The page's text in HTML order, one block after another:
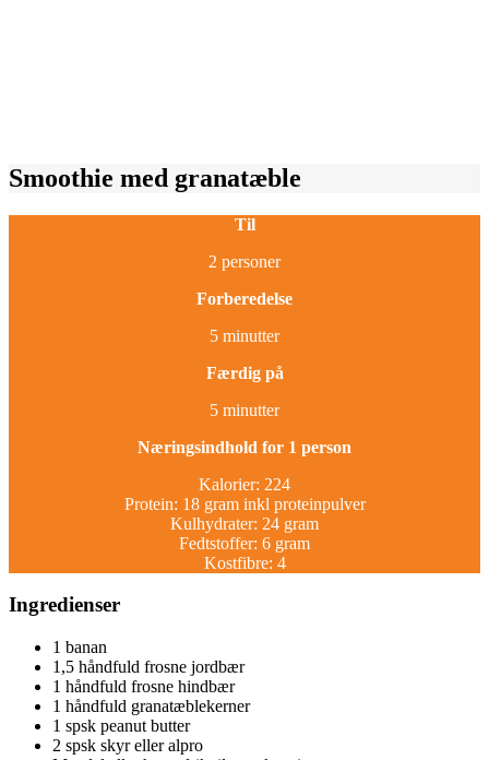
Smoothie med granatæble
Til
2 personer
Forberedelse
5 minutter
Færdig på
5 minutter
Næringsindhold for 1 person
Kalorier: 224
Protein: 18 gram inkl proteinpulver
Kulhydrater: 24 gram
Fedtstoffer: 6 gram
Kostfibre: 4
Ingredienser
1 banan
1,5 håndfuld frosne jordbær
1 håndfuld frosne hindbær
1 håndfuld granatæblekerner
1 spsk peanut butter
2 spsk skyr eller alpro